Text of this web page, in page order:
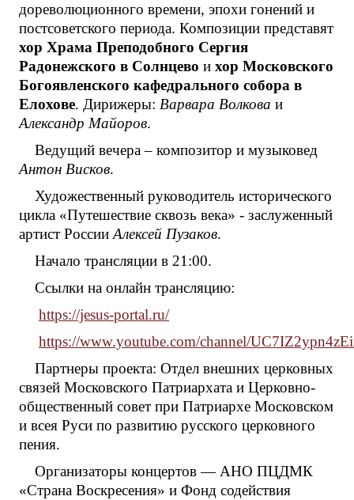
дореволюционного времени, эпохи гонений и
постсоветского периода. Композиции представят
хор Храма Преподобного Сергия
Радонежского в Солнцево и хор Московского
Богоявленского кафедрального собора в
Елохове. Дирижеры: Варвара Волкова и
Александр Майоров.
Ведущий вечера – композитор и музыковед
Антон Висков.
Художественный руководитель исторического
цикла «Путешествие сквозь века» - заслуженный
артист России Алексей Пузаков.
Начало трансляции в 21:00.
Ссылки на онлайн трансляцию:
https://jesus-portal.ru/
https://www.youtube.com/channel/
Партнеры проекта: Отдел внешних церковных
связей Московского Патриархата и Церковно-
общественный совет при Патриархе Московском
и всея Руси по развитию русского церковного
пения.
Организаторы концертов — АНО ПЦДМК
«Страна Воскресения» и Фонд содействия